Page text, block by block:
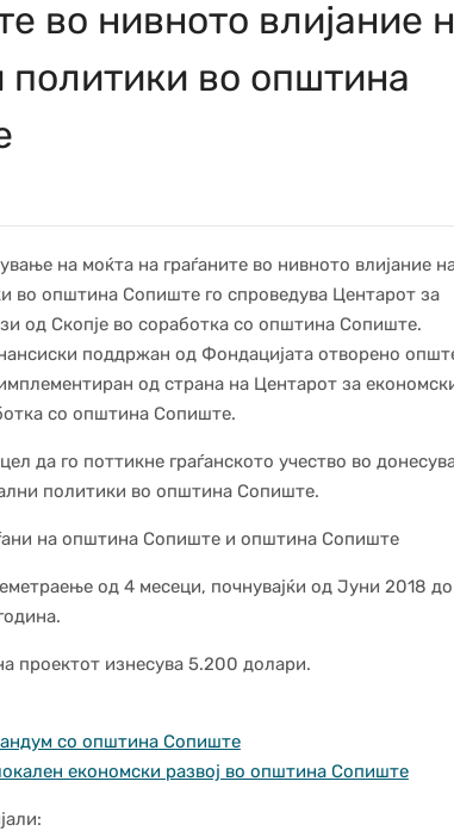
во нивното влијание
политики во општина
на моќта на граѓаните во нивното влијание
во општина Сопиште го спроведува Центарот за
од Скопје во соработка со општина Сопиште.
поддржан од Фондацијата отворено
од страна на Центарот за
со општина Сопиште.
да го поттикне граѓанското учество во
политики во општина Сопиште.
на општина Сопиште и општина Сопиште
од 4 месеци, почнувајќи од Јуни 2018 до
проектот изнесува 5.200 долари.
со општина Сопиште
економски развој во општина Сопиште